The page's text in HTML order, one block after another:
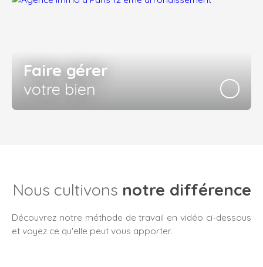
Faire gérer
votre bien
Nous cultivons notre différence
Découvrez notre méthode de travail en vidéo ci-dessous
et voyez ce qu'elle peut vous apporter.